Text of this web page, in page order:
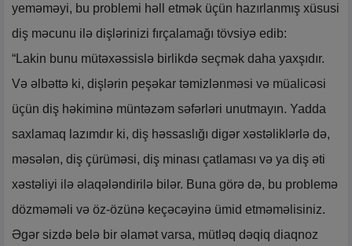
yeməməyi, bu problemi həll etmək üçün hazırlanmış xüsusi
diş məcunu ilə dişlərinizi fırçalamağı tövsiyə edib:
“Lakin bunu mütəxəssislə birlikdə seçmək daha yaxşıdır.
Və əlbəttə ki, dişlərin peşəkar təmizlənməsi və müalicəsi
üçün diş həkiminə müntəzəm səfərləri unutmayın. Yadda
saxlamaq lazımdır ki, diş həssaslığı digər xəstəliklərlə də,
məsələn, diş çürüməsi, diş minası çatlaması və ya diş əti
xəstəliyi ilə əlaqələndirilə bilər. Buna görə də, bu problemə
dözməməli və öz-özünə keçəcəyinə ümid etməməlisiniz.
Əgər sizdə belə bir əlamət varsa, mütləq dəqiq diaqnoz